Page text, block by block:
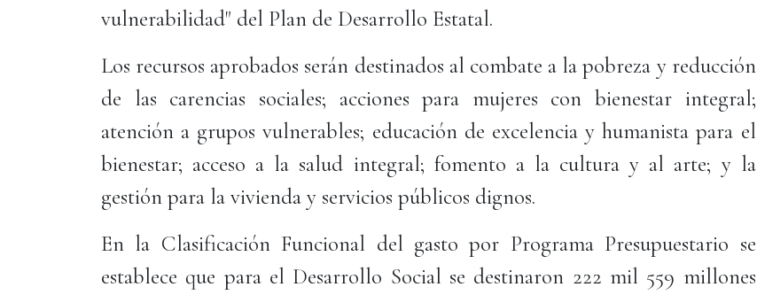
vulnerabilidad" del Plan de Desarrollo Estatal.
Los recursos aprobados serán destinados al combate a la pobreza y reducción
de las carencias sociales; acciones para mujeres con bienestar integral;
atención a grupos vulnerables; educación de excelencia y humanista para el
bienestar; acceso a la salud integral; fomento a la cultura y al arte; y la
gestión para la vivienda y servicios públicos dignos.
En la Clasificación Funcional del gasto por Programa Presupuestario se
establece que para el Desarrollo Social se destinaron 222 mil 559 millones